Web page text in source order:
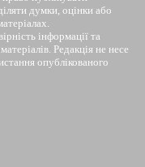
думки, оцінки або
інформації та
Редакція не несе
опублікованого